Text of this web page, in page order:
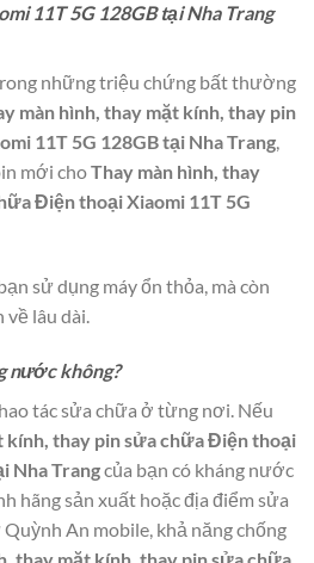
11T 5G 128GB tại Nha Trang
những triệu chứng bất thường
màn hình, thay mặt kính, thay pin
11T 5G 128GB tại Nha Trang,
mới choThay màn hình, thay
Điện thoại Xiaomi 11T 5G
sử dụng máy ổn thỏa, mà còn
về lâu dài.
nước không?
tác sửa chữa ở từng nơi. Nếu
kính, thay pin sửa chữa Điện thoại
Nha Trangcủa bạn có kháng nước
hãng sản xuất hoặc địa điểm sửa
An mobile, khả năng chống